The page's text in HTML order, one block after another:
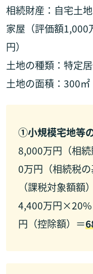
相続財産：自宅土
家屋（評価額1,000
円）
土地の種類：特定
土地の面積：300㎡
①小規模宅地等
8,000万円（相
0万円（相続税
（課税対象額額）
4,400万円×20%
円（控除額）＝